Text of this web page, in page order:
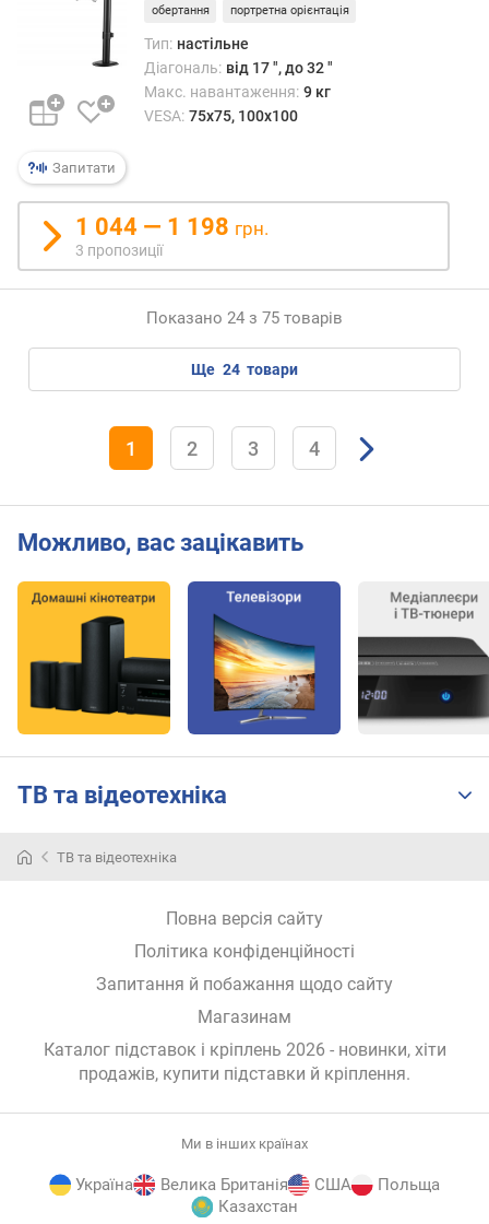
н
ь
і
д
с
т
і
н
м
)
і
а
ь
в
д
с
т
н
в
м
к
Запитати
обертання портретна орієнтація
Тип: настільне
Діагональ: від 17 ", до 32 "
Макс. навантаження: 9 кг
VESA: 75x75, 100x100
1 044 — 1 198 грн.
3 пропозиції
Показано 24 з 75 товарів
ще 24 товари
1 2 3 4
Можливо, вас зацікавить
ТВ та відеотехніка
ТВ та відеотехніка
Повна версія сайту
Політика конфіденційності
Запитання й побажання щодо сайту
Магазинам
Каталог підставок і кріплень 2026 - новинки, хіти
продажів, купити підставки й кріплення.
Ми в інших країнах
Україна Велика Британія США
Польща
Казахстан